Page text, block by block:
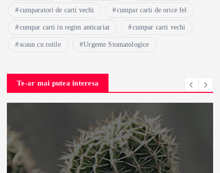
cumparatori de carti vechi cumpar carti de orice fel
cumpar carti in regim anticariat cumpar carti vechi
scaun cu rotile Urgente Stomatologice
Te-ar mai putea interesa